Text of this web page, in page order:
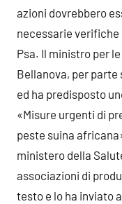
azioni dovrebbero
necessarie verifiche
Psa. Il ministro per
Bellanova, per parte
ed ha predisposto
«Misure urgenti di
peste suina
ministero della
associazioni di
testo e lo ha inviato